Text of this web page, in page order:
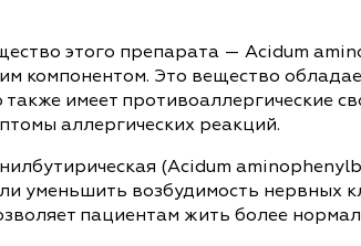
этого препарата — Acidum
компонентом. Это вещество
имеет противоаллергические
аллергических реакций.
(Acidum
уменьшить возбудимость нервных
пациентам жить более